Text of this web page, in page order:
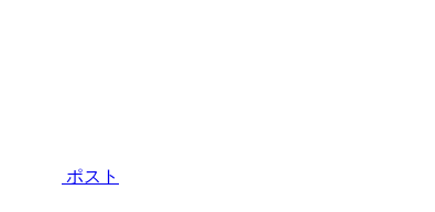
ポスト